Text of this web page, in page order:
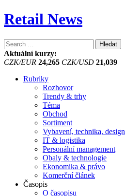
Retail News
Vyhledávání
Aktuální kurzy:
CZK/EUR 24,265 CZK/USD 21,039
Rubriky
Rozhovor
Trendy & trhy
Téma
Obchod
Sortiment
Vybavení, technika, design
IT & logistika
Personální management
Obaly & technologie
Ekonomika & právo
Komerční článek
Časopis
O časopisu